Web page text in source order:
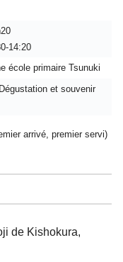
14:20
école primaire Tsunuki
et souvenir
arrivé, premier servi)
de Kishokura,